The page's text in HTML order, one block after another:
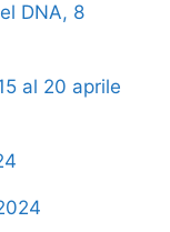
DNA, 8
al 20 aprile